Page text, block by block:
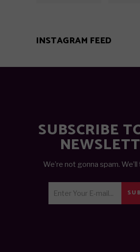
INSTAGRAM FEED
SUBSCRIBE
We’re not gonna spam.